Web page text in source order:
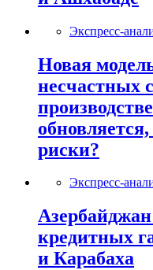
Экспресс-
Новая
несчастных
риски?
Экспресс-
кредитных
и Карабаха